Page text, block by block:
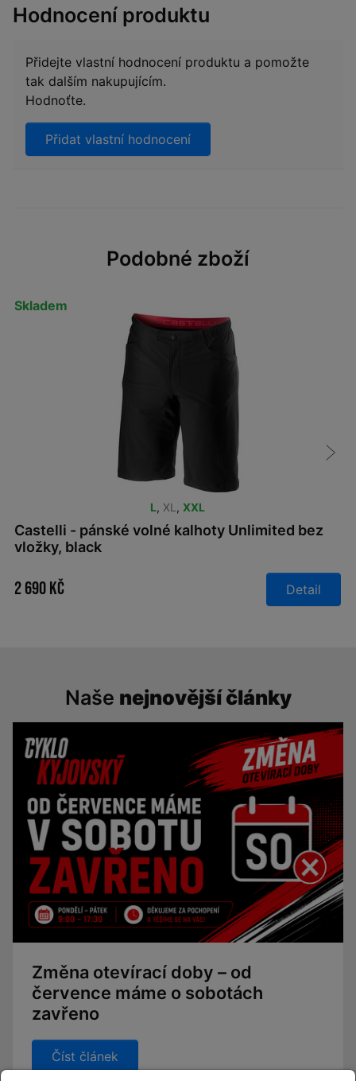
Hodnocení produktu
Přidejte vlastní hodnocení produktu a pomožte
tak dalším nakupujícím.
Hodnoťte.
Přidat vlastní hodnocení
Podobné zboží
Skladem
L, XL , XXL
Castelli - pánské volné kalhoty Unlimited bez
vložky, black
2 690 Kč Detail
Naše nejnovější články
Změna otevírací doby – od
července máme o sobotách
zavřeno
Číst článek